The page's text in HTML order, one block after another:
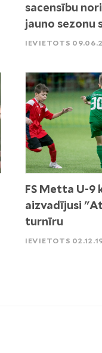
sacensību
jauno sezonu
IEVIETOTS
FS Metta U-9
aizvadījusi
turnīru
IEVIETOTS